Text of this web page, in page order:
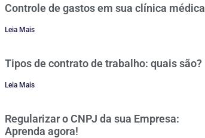
Controle de gastos em sua clínica médica
Leia Mais
Tipos de contrato de trabalho: quais são?
Leia Mais
Regularizar o CNPJ da sua Empresa:
Aprenda agora!